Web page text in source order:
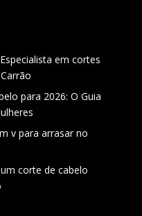
em cortes
para 2026: O Guia
v para arrasar no
corte de cabelo